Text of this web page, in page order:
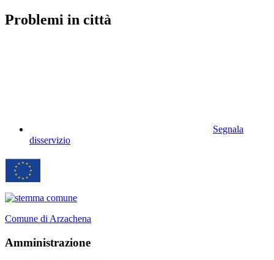
Problemi in città
Segnala
disservizio
Comune di Arzachena
Amministrazione